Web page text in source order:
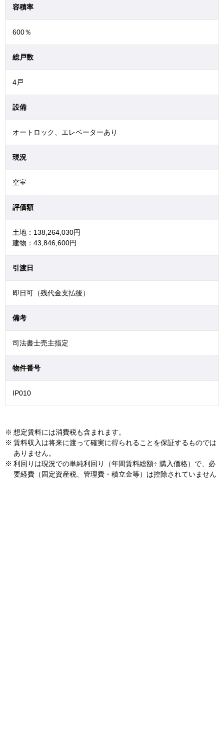
容積率
600％
総戸数
4戸
設備
オートロック、エレベーターあり
現況
空室
評価額
土地：138,264,030円
建物：43,846,600円
引渡日
即日可（残代金支払後）
備考
司法書士売主指定
物件番号
IP010
想定賃料には消費税も含まれます。
賃料収入は将来に渡って確実に得られることを保証するものでは
ありません。
利回りは現況での単純利回り（年間賃料総額÷ 購入価格）で、必
要経費（固定資産税、管理費・積立金等）は控除されていません